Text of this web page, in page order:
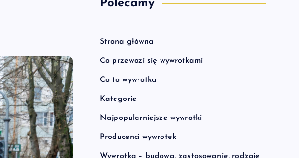
Polecamy
Strona główna
Co przewozi się wywrotkami
Co to wywrotka
Kategorie
Najpopularniejsze wywrotki
Producenci wywrotek
Wywrotka – budowa, zastosowanie, rodzaje